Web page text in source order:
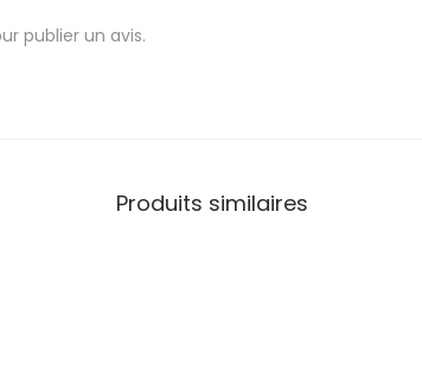
publier un avis.
Produits similaires